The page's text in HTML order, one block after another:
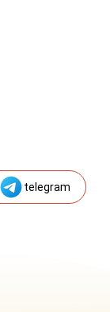
telegram